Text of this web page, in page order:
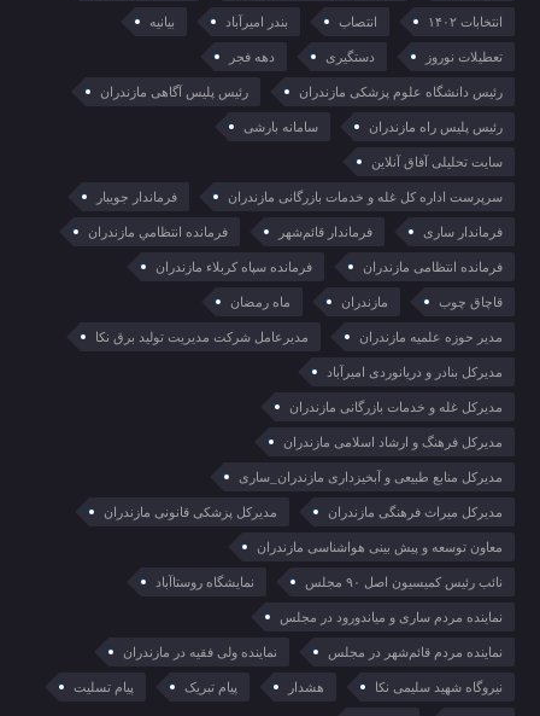
انتخابات ۱۴۰۲ انتصاب بندر امیرآباد بیانیه
تعطیلات نوروز دستگیری دهه فجر
رئیس دانشگاه علوم پزشکی مازندران رئیس پلیس آگاهی مازندران
رئیس پلیس راه مازندران سامانه بارشی
سایت تحلیلی آفاق آنلاین
سرپرست اداره کل غله و خدمات بازرگانی مازندران فرماندار جویبار
فرماندار ساری فرماندار قائم‌شهر فرمانده انتظامي مازندران
فرمانده انتظامی مازندران فرمانده سپاه کربلاء مازندران
قاچاق چوب مازندران ماه رمضان
مدیر حوزه علمیه مازندران مدیرعامل شرکت مدیریت تولید برق نکا
مدیرکل بنادر و دریانوردی امیرآباد
مدیرکل غله و خدمات بازرگانی مازندران
مدیرکل فرهنگ و ارشاد اسلامی مازندران
مدیرکل منابع طبیعی و آبخیزداری مازندران_ساری
مدیرکل میراث فرهنگی مازندران مدیرکل پزشکی قانونی مازندران
معاون توسعه و پیش بینی هواشناسی مازندران
نائب رئیس کمیسیون اصل ۹۰ مجلس نمایشگاه روستا‌آباد
نماینده مردم ساری و میاندورود در مجلس
نماینده مردم قائم‌شهر در مجلس نماینده ولی فقیه در مازندران
نیروگاه شهید سلیمی نکا هشدار پیام تبریک پیام تسلیت